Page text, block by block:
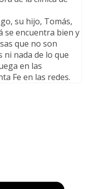
su hijo, Tomás,
se encuentra bien y
que no son
nada de lo que
en las
Fe en las redes.